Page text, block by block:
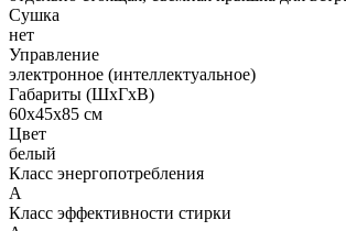
Сушка
нет
Управление
электронное (интеллектуальное)
Габариты (ШxГxВ)
60x45x85 см
Цвет
белый
Класс энергопотребления
A
Класс эффективности стирки